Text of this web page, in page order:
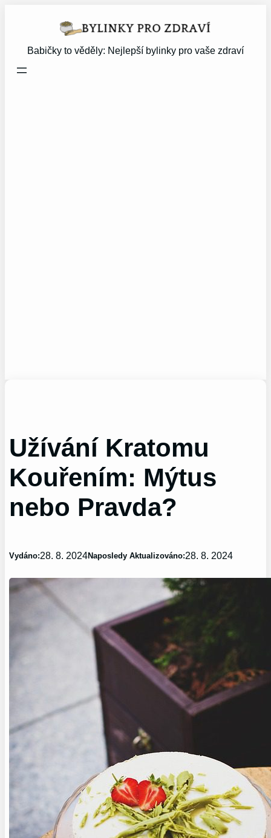
Babičky to věděly: Nejlepší bylinky pro vaše zdraví
Užívání Kratomu
Kouřením: Mýtus
nebo Pravda?
Vydáno:28. 8. 2024Naposledy Aktualizováno:28. 8. 2024